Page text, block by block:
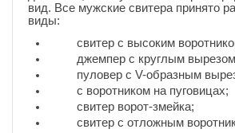
вид. Все мужские свитера принято
виды:
свитер с высоким
джемпер с круглым
пуловер с V-образным
с воротником на пуговицах;
свитер ворот-змейка;
свитер с отложным